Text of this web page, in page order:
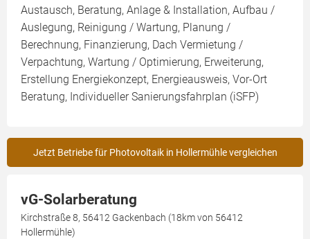
Austausch, Beratung, Anlage & Installation, Aufbau /
Auslegung, Reinigung / Wartung, Planung /
Berechnung, Finanzierung, Dach Vermietung /
Verpachtung, Wartung / Optimierung, Erweiterung,
Erstellung Energiekonzept, Energieausweis, Vor-Ort
Beratung, Individueller Sanierungsfahrplan (iSFP)
Jetzt Betriebe für Photovoltaik in Hollermühle vergleichen
vG-Solarberatung
Kirchstraße 8, 56412 Gackenbach (18km von 56412
Hollermühle)